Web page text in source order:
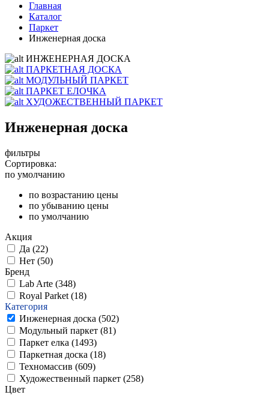
Главная
Каталог
Паркет
Инженерная доска
ИНЖЕНЕРНАЯ ДОСКА
ПАРКЕТНАЯ ДОСКА
МОДУЛЬНЫЙ ПАРКЕТ
ПАРКЕТ ЕЛОЧКА
ХУДОЖЕСТВЕННЫЙ ПАРКЕТ
Инженерная доска
фильтры
Сортировка:
по умолчанию
по возрастанию цены
по убыванию цены
по умолчанию
Акция
Да (22)
Нет (50)
Бренд
Lab Arte (348)
Royal Parket (18)
Категория
Инженерная доска (502)
Модульный паркет (81)
Паркет елка (1493)
Паркетная доска (18)
Техномассив (609)
Художественный паркет (258)
Цвет